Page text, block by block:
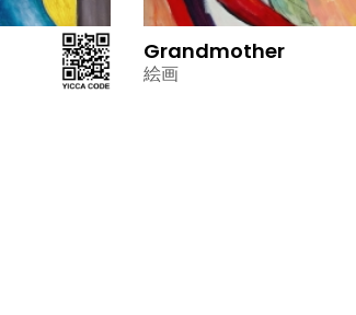
Grandmother
絵画